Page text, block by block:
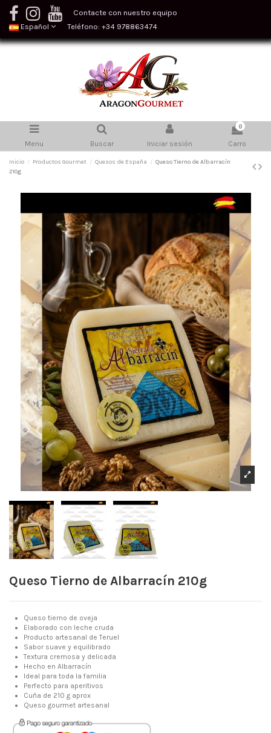
Contacte con nuestro equipo
Español
Teléfono: +34 978863474
Menu Buscar Iniciar sesión
0
Carro
Inicio Productos Gourmet Quesos de España
Queso Tierno de Albarracín
210g
Queso Tierno de Albarracín 210g
Queso tierno de oveja
Elaborado con leche cruda
Producto artesanal de Teruel
Sabor suave y equilibrado
Textura cremosa y delicada
Hecho en Albarracín
Ideal para toda la familia
Perfecto para aperitivos
Cuña de 210 g aprox
Queso gourmet artesanal